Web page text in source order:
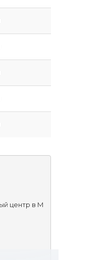
центр в М